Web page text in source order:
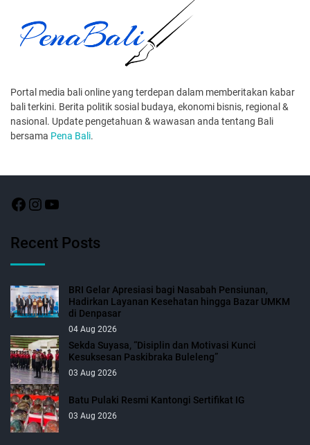
Portal media bali online yang terdepan dalam memberitakan kabar
bali terkini. Berita politik sosial budaya, ekonomi bisnis, regional &
nasional. Update pengetahuan & wawasan anda tentang Bali
bersama Pena Bali.
Recent Posts
BRI Gelar Apresiasi bagi Nasabah Pensiunan,
Hadirkan Layanan Kesehatan hingga Bazar UMKM
di Denpasar
04 Aug 2026
Sekda Suyasa, “Disiplin dan Motivasi Kunci
Kesuksesan Paskibraka Buleleng”
03 Aug 2026
Batu Pulaki Resmi Kantongi Sertifikat IG
03 Aug 2026